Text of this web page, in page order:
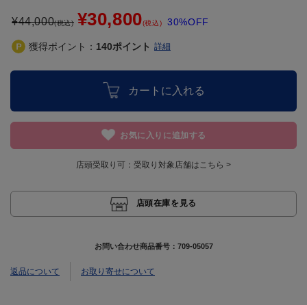
¥44,000(税込) ¥30,800(税込) 30%OFF
獲得ポイント： 140ポイント 詳細
カートに入れる
お気に入りに追加する
店頭受取り可： 受取り対象店舗はこちら >
店頭在庫を見る
お問い合わせ商品番号： 709-05057
返品について お取り寄せについて